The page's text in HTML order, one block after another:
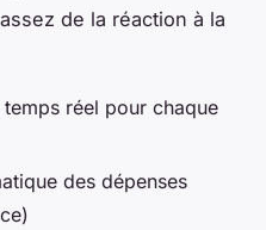
de la réaction à la
réel pour chaque
des dépenses